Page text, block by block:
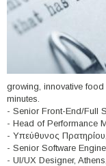
growing, innovative
minutes.
- Senior Front-End/Full
- Head of Performance
- Yπεύθυνος
- Senior Software
- UI/UX Designer,